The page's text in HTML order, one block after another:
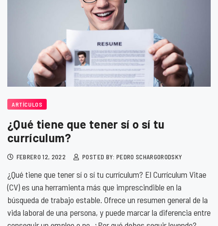
ARTÍCULOS
¿Qué tiene que tener sí o sí tu
currículum?
FEBRERO 12, 2022 POSTED BY: PEDRO SCHARGORODSKY
¿Qué tiene que tener sí o sí tu currículum? El Currículum Vitae
(CV) es una herramienta más que imprescindible en la
búsqueda de trabajo estable. Ofrece un resumen general de la
vida laboral de una persona, y puede marcar la diferencia entre